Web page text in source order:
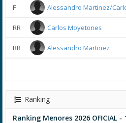
F Alessandro Martinez/
RR Carlos Moyetones
RR Alessandro Martinez
Ranking
Ranking Menores 2026 OFICIAL -